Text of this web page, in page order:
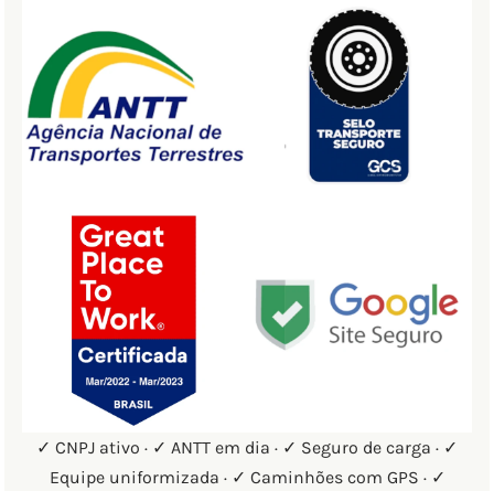
✓ CNPJ ativo · ✓ ANTT em dia · ✓ Seguro de carga · ✓
Equipe uniformizada · ✓ Caminhões com GPS · ✓